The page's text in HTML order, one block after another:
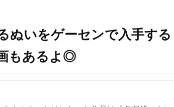
ぬいをゲーセンで入手す
もあるよ◎